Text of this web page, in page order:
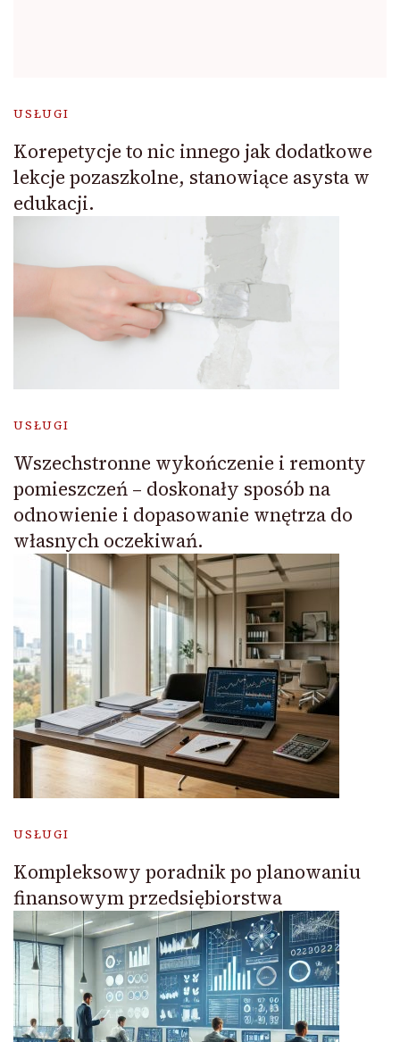
USŁUGI
Korepetycje to nic innego jak dodatkowe
lekcje pozaszkolne, stanowiące asysta w
edukacji.
USŁUGI
Wszechstronne wykończenie i remonty
pomieszczeń – doskonały sposób na
odnowienie i dopasowanie wnętrza do
własnych oczekiwań.
USŁUGI
Kompleksowy poradnik po planowaniu
finansowym przedsiębiorstwa